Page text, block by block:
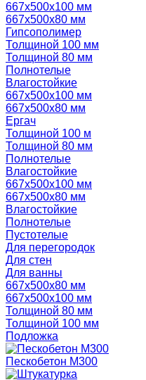
667х500х100 мм
667х500х80 мм
Гипсополимер
Толщиной 100 мм
Толщиной 80 мм
Полнотелые
Влагостойкие
667х500х100 мм
667х500х80 мм
Ергач
Толщиной 100 м
Толщиной 80 мм
Полнотелые
Влагостойкие
667х500х100 мм
667х500х80 мм
Влагостойкие
Полнотелые
Пустотелые
Для перегородок
Для стен
Для ванны
667х500х80 мм
667х500х100 мм
Толщиной 80 мм
Толщиной 100 мм
Подложка
Пескобетон М300